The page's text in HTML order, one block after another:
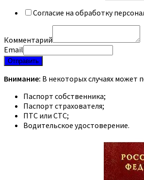
Согласие на обработку
Комментарий
Email
Отправить
Внимание: В некоторых случаях может
Паспорт собственника;
Паспорт страхователя;
ПТС или СТС;
Водительское удостоверение.